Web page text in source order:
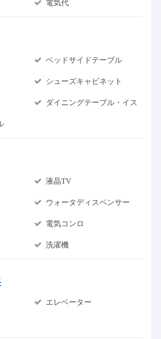
電気代
ベッドサイドテーブル
シューズキャビネット
ダイニングテーブル・イス
液晶TV
ウォータディスペンサー
電気コンロ
洗濯機
エレベーター